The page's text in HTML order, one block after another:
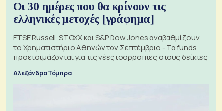
Οι 30 ημέρες που θα κρίνουν τις
ελληνικές μετοχές [γράφημα]
FTSE Russell, STOXX και S&P Dow Jones αναβαθμίζουν
το Χρηματιστήριο Αθηνών τον Σεπτέμβριο - Τα funds
προετοιμάζονται για τις νέες ισορροπίες στους δείκτες
Αλεξάνδρα Τόμπρα